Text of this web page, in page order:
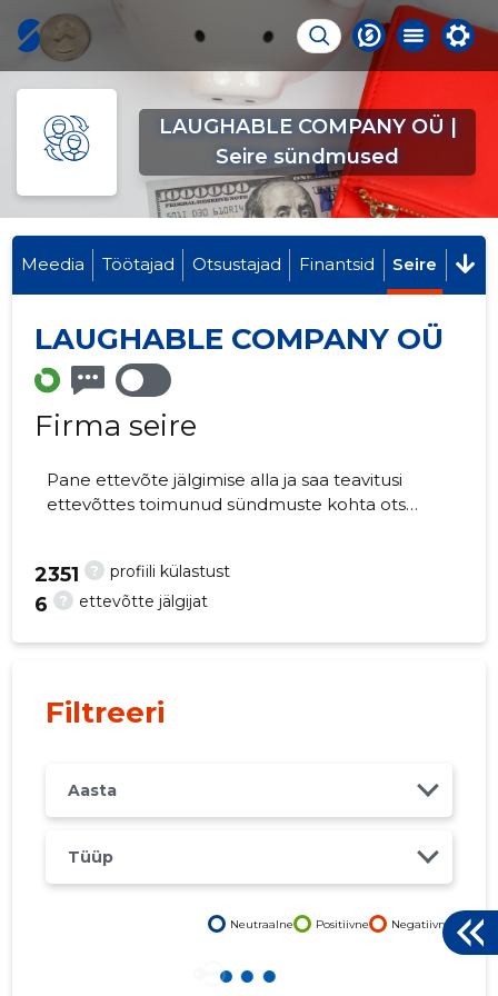
LAUGHABLE COMPANY OÜ |
Seire sündmused
Meedia Töötajad Otsustajad Finantsid Seire
LAUGHABLE COMPANY OÜ
Firma seire
Pane ettevõte jälgimise alla ja saa teavitusi
ettevõttes toimunud sündmuste kohta otse
? profiili külastust
2351
? ettevõtte jälgijat
6
Filtreeri
Aasta
Tüüp
Neutraalne Positiivne Negatiivne